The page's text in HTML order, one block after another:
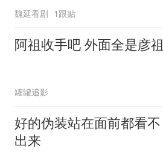
魏延看剧 1跟贴
阿祖收手吧 外面全是彦祖
罐罐追影
好的伪装站在面前都看不
出来